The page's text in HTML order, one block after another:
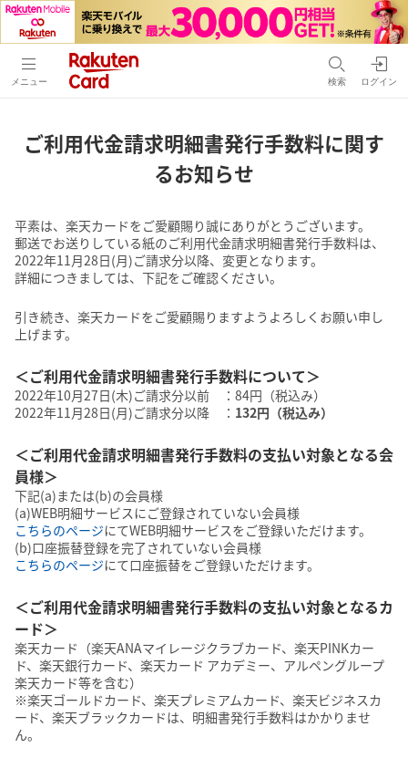
メニュー 検索 ログイン
ご利用代金請求明細書発行手数料に関す
るお知らせ
平素は、楽天カードをご愛顧賜り誠にありがとうございます。
郵送でお送りしている紙のご利用代金請求明細書発行手数料は、
2022年11月28日(月)ご請求分以降、変更となります。
詳細につきましては、下記をご確認ください。
引き続き、楽天カードをご愛顧賜りますようよろしくお願い申し
上げます。
＜ご利用代金請求明細書発行手数料について＞
2022年10月27日(木)ご請求分以前 ：84円（税込み）
2022年11月28日(月)ご請求分以降 ： 132円（税込み）
＜ご利用代金請求明細書発行手数料の支払い対象となる会
員様＞
下記(a)または(b)の会員様
(a)WEB明細サービスにご登録されていない会員様
こちらのページにてWEB明細サービスをご登録いただけます。
(b)口座振替登録を完了されていない会員様
こちらのページにて口座振替をご登録いただけます。
＜ご利用代金請求明細書発行手数料の支払い対象となるカ
ード＞
楽天カード（楽天ANAマイレージクラブカード、楽天PINKカー
ド、楽天銀行カード、楽天カード アカデミー、アルペングループ
楽天カード等を含む）
※楽天ゴールドカード、楽天プレミアムカード、楽天ビジネスカ
ード、楽天ブラックカードは、明細書発行手数料はかかりませ
ん。